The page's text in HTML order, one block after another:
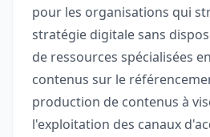
pour les organisations qui
stratégie digitale sans
de ressources spécialisées
contenus sur le
production de contenus à
l'exploitation des canaux